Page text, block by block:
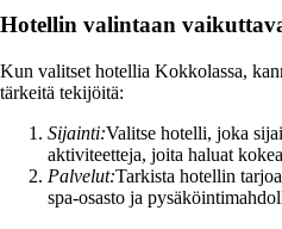
Hotellin valintaan
Kun valitset hotellia Kokkolassa,
tärkeitä tekijöitä:
Sijainti:Valitse hotelli, joka
aktiviteetteja, joita haluat
Palvelut:Tarkista hotellin
spa-osasto ja